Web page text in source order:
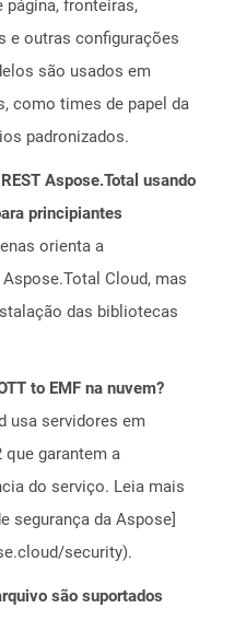
página, fronteiras,
e outras configurações
são usados ​​em
como times de papel da
padronizados.
Aspose.Total usando
principiantes
orienta a
Cloud, mas
das bibliotecas
to EMF na nuvem?
usa servidores em
que garantem a
do serviço. Leia mais
segurança da Aspose]
security).
são suportados